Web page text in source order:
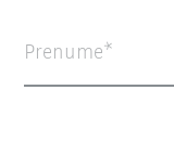
Prenume